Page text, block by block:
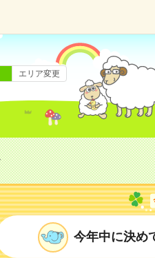
エリア変更
今年中に決め